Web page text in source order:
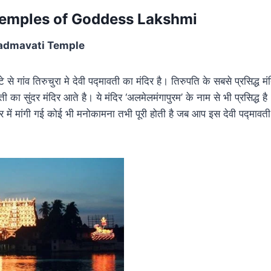
of Goddess Lakshmi
Temple
गांव तिरुचुरा मे देवी पद्मावती का मंदिर है। तिरुपति के सबसे प्रसिद्ध
का सुंदर मंदिर आते है। ये मंदिर ‘अलमेलमंगापुरम’ के नाम से भी प्रसिद्ध
में मांगी गई कोई भी मनोकामना तभी पूरी होती है जब आप इस देवी